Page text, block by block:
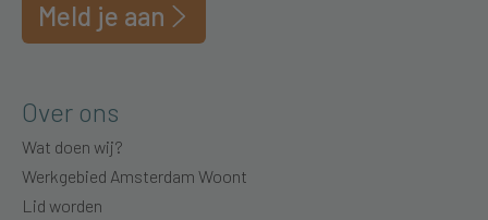
Meld je aan
Over ons
Wat doen wij?
Werkgebied Amsterdam Woont
Lid worden